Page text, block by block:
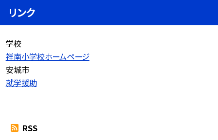
リンク
学校
祥南小学校ホームページ
安城市
就学援助
RSS